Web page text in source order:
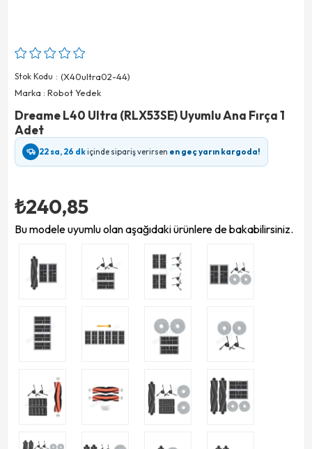
Stok Kodu
(X40ultra02-44)
Marka : Robot Yedek
Dreame L40 Ultra (RLX53SE) Uyumlu Ana Fırça 1
Adet
22 sa, 26 dkiçinde sipariş verirsen en geç yarın kargoda!
₺240,85
Bu modele uyumlu olan aşağıdaki ürünlere de bakabilirsiniz.